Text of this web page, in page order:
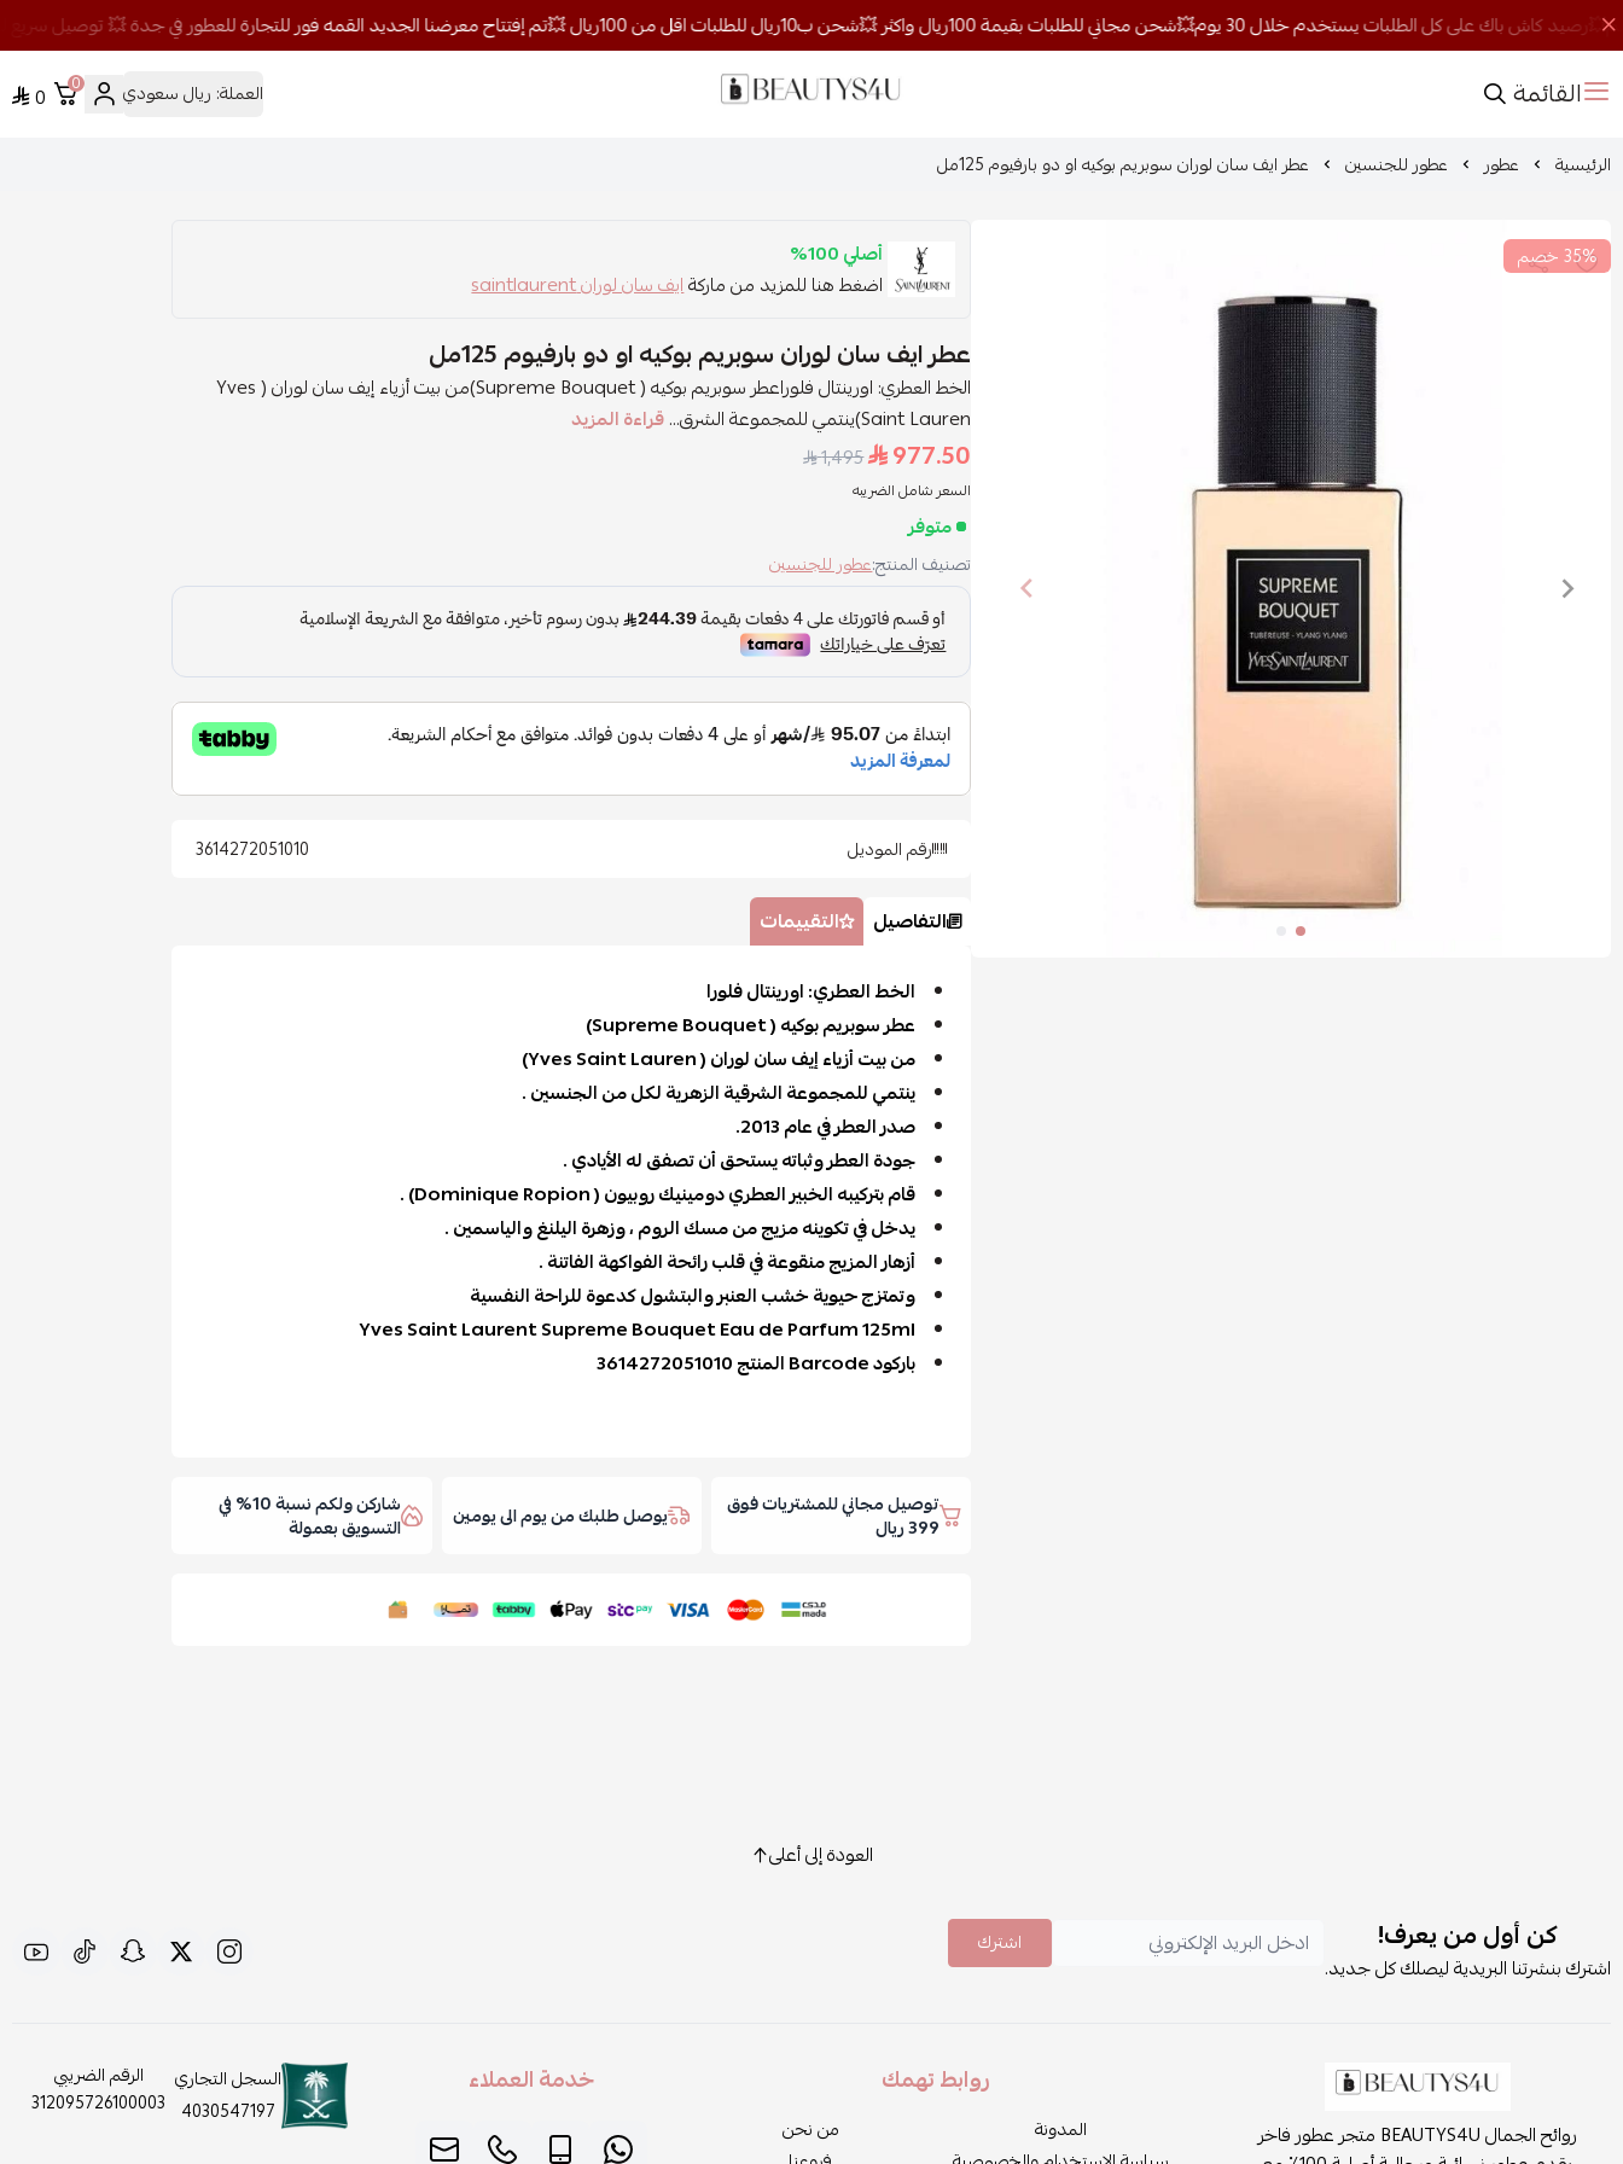
القائمة روائح الجمال العملة: ريال سعودي 0
0
الرئيسية عطور عطور للجنسين عطر ايف سان لوران سوبريم بوكيه او دو بارفيوم 125مل
35% خصم
أصلي 100%
اضغط هنا للمزيد من ماركةايف سان لوران saintlaurent
عطر ايف سان لوران سوبريم بوكيه او دو بارفيوم 125مل
الخط العطري: اورينتال فلوراعطر سوبريم بوكيه ( Supreme Bouquet)من بيت أزياء إيف سان لوران ( Yves
Saint Lauren)ينتمي للمجموعة الشرق...
قراءة المزيد
977.50
1,495
السعر شامل الضريبه
متوفر
تصنيف المنتج:عطور للجنسين
رقم الموديل 3614272051010
التفاصيل التقييمات
الخط العطري: اورينتال فلورا
عطر سوبريم بوكيه ( Supreme Bouquet)
من بيت أزياء إيف سان لوران ( Yves Saint Lauren)
ينتمي للمجموعة الشرقية الزهرية لكل من الجنسين .
صدر العطر في عام 2013.
جودة العطر وثباته يستحق أن تصفق له الأيادي .
قام بتركيبه الخبير العطري دومينيك روبيون ( Dominique Ropion) .
يدخل في تكوينه مزيج من مسك الروم ، وزهرة اليلنغ والياسمين .
أزهار المزيج منقوعة في قلب رائحة الفواكهة الفاتنة .
وتمتزج حيوية خشب العنبر والبتشول كدعوة للراحة النفسية
Yves Saint Laurent Supreme Bouquet Eau de Parfum 125ml
باركود Barcode المنتج 3614272051010
توصيل مجاني للمشتريات فوق
399 ريال يوصل طلبك من يوم الى يومين شاركن ولكم نسبة 10% في
التسويق بعمولة
العودة إلى أعلى
كن أول من يعرف!
اشترك بنشرتنا البريدية ليصلك كل جديد.
اشترك
روائح الجمال BEAUTYS4U متجر عطور فاخر
روابط تهمك
المدونة
من نحن
خدمة العملاء
السجل التجاري
4030547197
الرقم الضريبي
312095726100003